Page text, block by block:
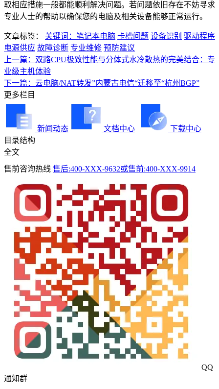
取相应措施一般都能顺利解决问题。若问题依旧存在不妨寻求
专业人士的帮助以确保您的电脑及相关设备能够正常运行。
文章标签： 关键词：笔记本电脑 卡槽问题 设备识别 驱动程序
电源供应 故障诊断 专业维修 预防建议
上一篇：双路CPU极致性能与分体式水冷散热的完美结合：专
业级主机体验
下一篇：云电脑/NAT转发”内蒙古电信“迁移至“杭州BGP”
更多栏目
新闻动态 文档中心
下载中心
目录结构
全文
售前咨询热线 售后:400-XXX-9632或售前:400-XXX-9914
QQ
通知群